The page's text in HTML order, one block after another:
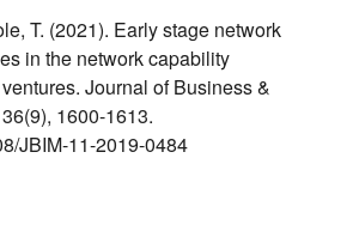
T. (2021). Early stage network
in the network capability
Journal of Business &
1600-1613.
JBIM-11-2019-0484